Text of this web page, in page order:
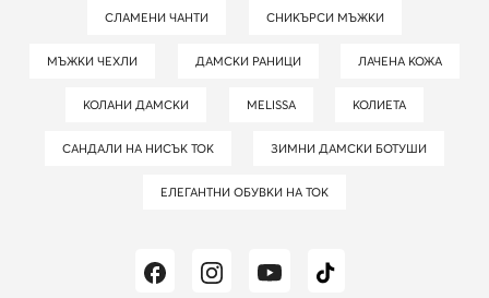
СЛАМЕНИ ЧАНТИ СНИКЪРСИ МЪЖКИ
МЪЖКИ ЧЕХЛИ ДАМСКИ РАНИЦИ ЛАЧЕНА КОЖА
КОЛАНИ ДАМСКИ MELISSA КОЛИЕТА
САНДАЛИ НА НИСЪК ТОК ЗИМНИ ДАМСКИ БОТУШИ
ЕЛЕГАНТНИ ОБУВКИ НА ТОК